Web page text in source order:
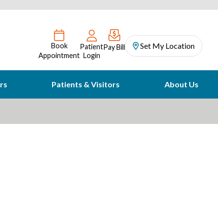
Book
Appointment
Patient
Login
Pay Bill Set My Location
Patients & Visitors About Us